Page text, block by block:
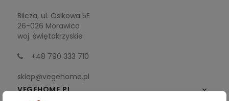
Bilcza, ul. Osikowa 5E
26-026 Morawica
woj. świętokrzyskie
+48 790 333 710
sklep@vegehome.pl
VEGEHOME.PL
